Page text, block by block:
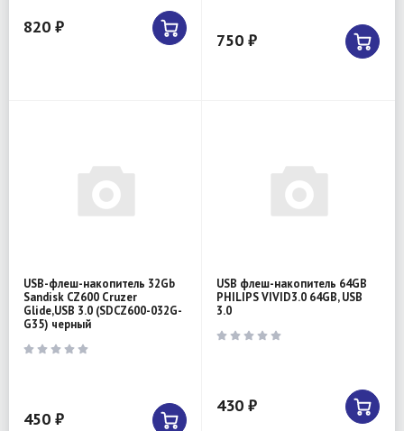
820 ₽
750 ₽
USB-флеш-накопитель 32Gb
Sandisk CZ600 Cruzer
Glide,USB 3.0 (SDCZ600-032G-
G35) черный
450 ₽
USB флеш-накопитель 64GB
PHILIPS VIVID3.0 64GB, USB
3.0
430 ₽